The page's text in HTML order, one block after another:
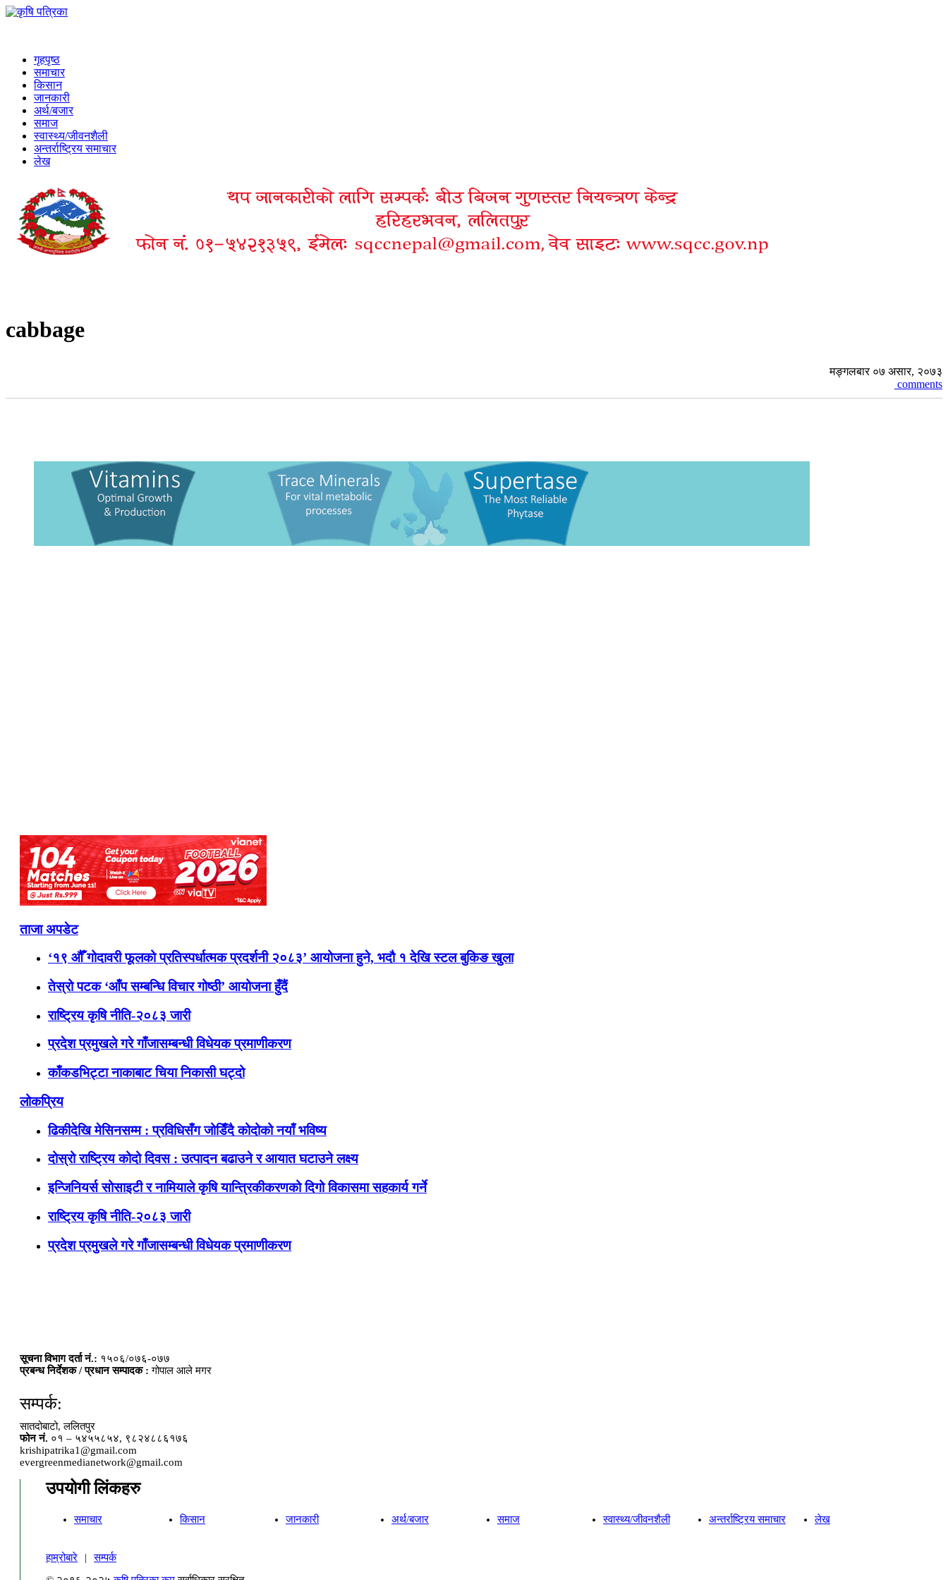
गृहपृष्ठ
समाचार
किसान
जानकारी
अर्थ/बजार
समाज
स्वास्थ्य/जीवनशैली
अन्तर्राष्ट्रिय समाचार
लेख
cabbage
मङ्गलबार ०७ असार, २०७३
comments
ताजा अपडेट
‘१९ औँ गोदावरी फूलको प्रतिस्पर्धात्मक प्रदर्शनी २०८३’ आयोजना हुने, भदौ १ देखि स्टल बुकिङ खुला
तेस्रो पटक ‘आँप सम्बन्धि विचार गोष्ठी’ आयोजना हुँदैं
राष्ट्रिय कृषि नीति-२०८३ जारी
प्रदेश प्रमुखले गरे गाँजासम्बन्धी विधेयक प्रमाणीकरण
काँकडभिट्टा नाकाबाट चिया निकासी घट्दो
लोकप्रिय
ढिकीदेखि मेसिनसम्म : प्रविधिसँग जोडिँदै कोदोको नयाँ भविष्य
दोस्रो राष्ट्रिय कोदो दिवस : उत्पादन बढाउने र आयात घटाउने लक्ष्य
इन्जिनियर्स सोसाइटी र नामियाले कृषि यान्त्रिकीकरणको दिगो विकासमा सहकार्य गर्ने
राष्ट्रिय कृषि नीति-२०८३ जारी
प्रदेश प्रमुखले गरे गाँजासम्बन्धी विधेयक प्रमाणीकरण
सूचना विभाग दर्ता नं.: १५०६/०७६-०७७
प्रबन्ध निर्देशक / प्रधान सम्पादक : गोपाल आले मगर
सम्पर्क:
सातदोबाटो, ललितपुर
फोन नं. ०१ – ५४५५८५४, ९८२४८८६१७६
krishipatrika1@gmail.com
evergreenmedianetwork@gmail.com
उपयोगी लिंकहरु
समाचार किसान जानकारी अर्थ/बजार समाज स्वास्थ्य/जीवनशैली अन्तर्राष्ट्रिय समाचार लेख
हाम्रोबारे |
सम्पर्क